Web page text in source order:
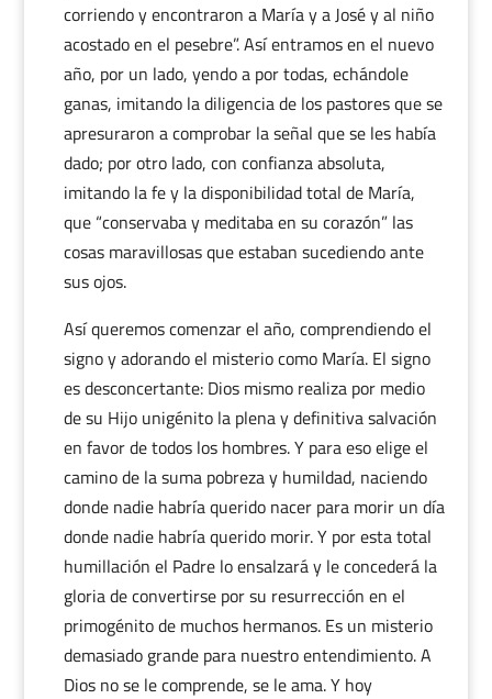
corriendo y encontraron a María y a José y al niño
acostado en el pesebre”. Así entramos en el nuevo
año, por un lado, yendo a por todas, echándole
ganas, imitando la diligencia de los pastores que se
apresuraron a comprobar la señal que se les había
dado; por otro lado, con confianza absoluta,
imitando la fe y la disponibilidad total de María,
que “conservaba y meditaba en su corazón” las
cosas maravillosas que estaban sucediendo ante
sus ojos.
Así queremos comenzar el año, comprendiendo el
signo y adorando el misterio como María. El signo
es desconcertante: Dios mismo realiza por medio
de su Hijo unigénito la plena y definitiva salvación
en favor de todos los hombres. Y para eso elige el
camino de la suma pobreza y humildad, naciendo
donde nadie habría querido nacer para morir un día
donde nadie habría querido morir. Y por esta total
humillación el Padre lo ensalzará y le concederá la
gloria de convertirse por su resurrección en el
primogénito de muchos hermanos. Es un misterio
demasiado grande para nuestro entendimiento. A
Dios no se le comprende, se le ama. Y hoy